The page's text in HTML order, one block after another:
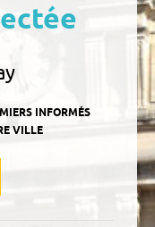
INFORMÉS
VILLE